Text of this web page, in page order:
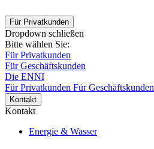
Für Privatkunden
Dropdown schließen
Bitte wählen Sie:
Für Privatkunden
Für Geschäftskunden
Die ENNI
Für Privatkunden Für Geschäftskunden
Kontakt
Kontakt
Energie & Wasser